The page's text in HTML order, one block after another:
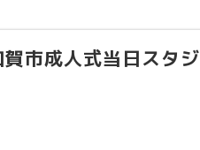
市成人式当日スタジ